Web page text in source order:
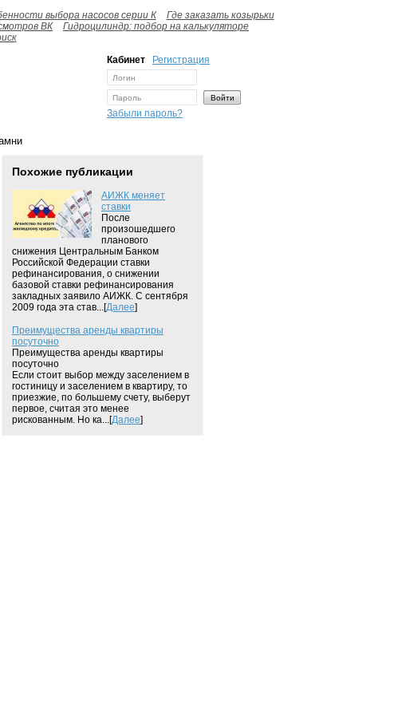
выбора насосов серии К
Где заказать козырьки
ВК
Гидроцилиндр: подбор на калькуляторе
Кабинет Регистрация
Забыли пароль?
Похожие публикации
АИЖК меняет
ставки
После
произошедшего
планового
снижения Центральным Банком
Российской Федерации ставки
рефинансирования, о снижении
базовой ставки рефинансирования
закладных заявило АИЖК. С сентября
2009 года эта став...[Далее]
Преимущества аренды квартиры
посуточно
Преимущества аренды квартиры
посуточно
Если стоит выбор между заселением в
гостиницу и заселением в квартиру, то
приезжие, по большему счету, выберут
первое, считая это менее
рискованным. Но ка...[Далее]